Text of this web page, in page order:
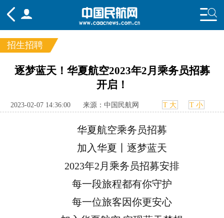
频道
国内
航图 智库 专题 舆情
招生招聘
逐梦蓝天！华夏航空2023年2月乘务员招募
开启！
2023-02-07 14:36:00 来源：中国民航网 T 大 T 小
华夏航空乘务员招募
加入华夏丨逐梦蓝天
2023年2月乘务员招募安排
每一段旅程都有你守护
每一位旅客因你更安心